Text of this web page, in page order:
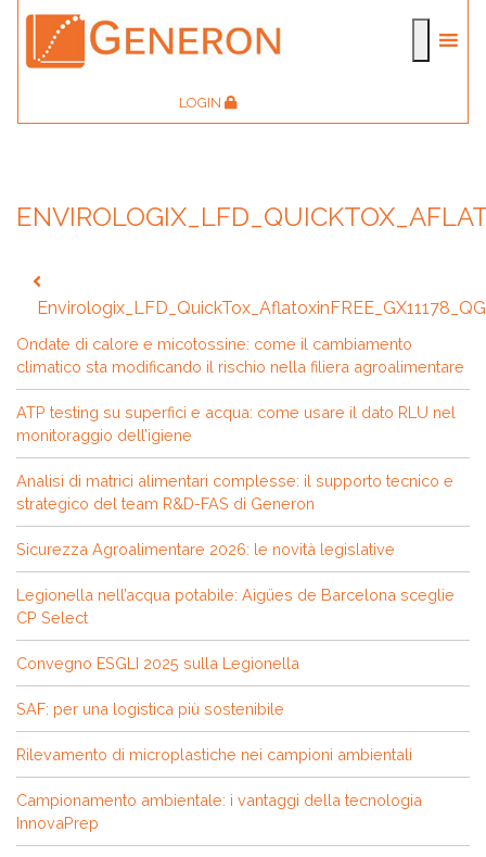
LOGIN
Navigazione
articoli
Ondate di calore e micotossine: come il cambiamento
climatico sta modificando il rischio nella filiera agroalimentare
ATP testing su superfici e acqua: come usare il dato RLU nel
monitoraggio dell’igiene
Analisi di matrici alimentari complesse: il supporto tecnico e
strategico del team R&D-FAS di Generon
Sicurezza Agroalimentare 2026: le novità legislative
Legionella nell’acqua potabile: Aigües de Barcelona sceglie
CP Select
Convegno ESGLI 2025 sulla Legionella
SAF: per una logistica più sostenibile
Rilevamento di microplastiche nei campioni ambientali
Campionamento ambientale: i vantaggi della tecnologia
InnovaPrep